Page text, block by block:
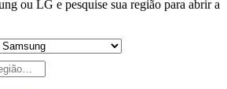
ou LG e pesquise sua região para abrir a